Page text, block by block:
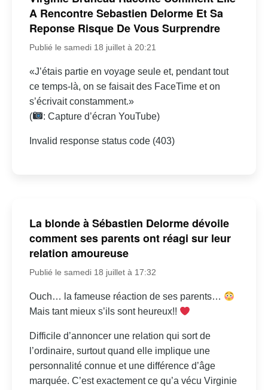
A Rencontre Sebastien Delorme Et Sa
Reponse Risque De Vous Surprendre
Publié le samedi 18 juillet à 20:21
«J’étais partie en voyage seule et, pendant tout
ce temps-là, on se faisait des FaceTime et on
s’écrivait constamment.»
(
: Capture d’écran YouTube)
Invalid response status code (403)
La blonde à Sébastien Delorme dévoile
comment ses parents ont réagi sur leur
relation amoureuse
Publié le samedi 18 juillet à 17:32
Ouch… la fameuse réaction de ses parents…
Mais tant mieux s’ils sont heureux!!
Difficile d’annoncer une relation qui sort de
l’ordinaire, surtout quand elle implique une
personnalité connue et une différence d’âge
marquée. C’est exactement ce qu’a vécu Virginie